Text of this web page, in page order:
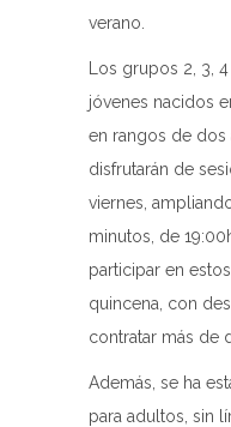
verano.
Los grupos 2, 3,
jóvenes nacidos
en rangos de dos
disfrutarán de
viernes,
minutos, de
participar en
quincena, con
contratar más de
Además, se ha
para adultos, sin